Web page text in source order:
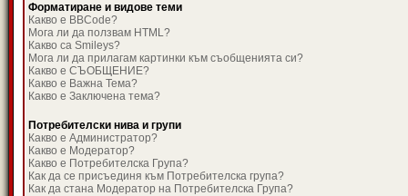
Форматиране и видове теми
Какво е BBCode?
Мога ли да ползвам HTML?
Какво са Smileys?
Мога ли да прилагам картинки към съобщенията си?
Какво е СЪОБЩЕНИЕ?
Какво е Важна Тема?
Какво е Заключена тема?
Потребителски нива и групи
Какво е Администратор?
Какво е Модератор?
Какво е Потребителска Група?
Как да се присъединя към Потребителска група?
Как да стана Модератор на Потребителска Група?